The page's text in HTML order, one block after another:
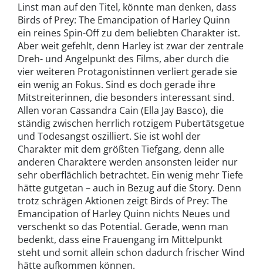
Linst man auf den Titel, könnte man denken, dass
Birds of Prey: The Emancipation of Harley Quinn
ein reines Spin-Off zu dem beliebten Charakter ist.
Aber weit gefehlt, denn Harley ist zwar der zentrale
Dreh- und Angelpunkt des Films, aber durch die
vier weiteren Protagonistinnen verliert gerade sie
ein wenig an Fokus. Sind es doch gerade ihre
Mitstreiterinnen, die besonders interessant sind.
Allen voran Cassandra Cain (Ella Jay Basco), die
ständig zwischen herrlich rotzigem Pubertätsgetue
und Todesangst oszilliert. Sie ist wohl der
Charakter mit dem größten Tiefgang, denn alle
anderen Charaktere werden ansonsten leider nur
sehr oberflächlich betrachtet. Ein wenig mehr Tiefe
hätte gutgetan – auch in Bezug auf die Story. Denn
trotz schrägen Aktionen zeigt Birds of Prey: The
Emancipation of Harley Quinn nichts Neues und
verschenkt so das Potential. Gerade, wenn man
bedenkt, dass eine Frauengang im Mittelpunkt
steht und somit allein schon dadurch frischer Wind
hätte aufkommen können.